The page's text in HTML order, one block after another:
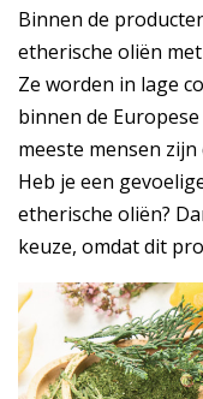
Binnen de
etherische oliën
Ze worden in lage
binnen de
meeste mensen
Heb je een
etherische oliën?
keuze, omdat dit